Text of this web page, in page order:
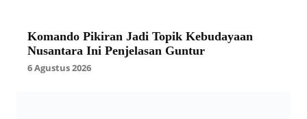
Komando Pikiran Jadi Topik Kebudayaan
Nusantara Ini Penjelasan Guntur
6 Agustus 2026